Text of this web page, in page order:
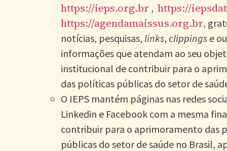
https://ieps.org.br , https://
https://agendamaissus.org.br,
notícias, pesquisas, links, clippings e
informações que atendam ao seu
institucional de contribuir para o
das políticas públicas do setor de
O IEPS mantém páginas nas redes
Linkedin e Facebook com a mesma
contribuir para o aprimoramento das
públicas do setor de saúde no Brasil,